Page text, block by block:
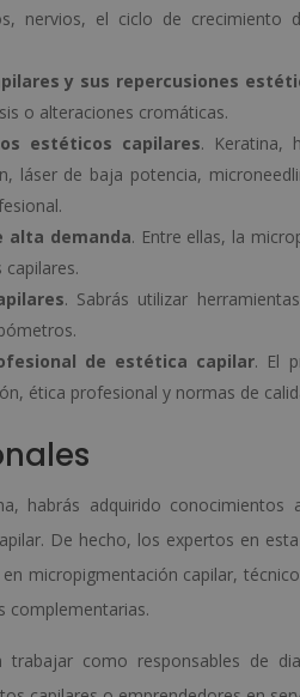
nervios, el ciclo de
y sus repercusiones
o alteraciones cromáticas.
estéticos capilares. Keratina,
láser de baja potencia,
alta demanda. Entre ellas, la
. Sabrás utilizar
de estética capilar. El
ética profesional y normas de
habrás adquirido
De hecho, los expertos en
micropigmentación capilar,
complementarias.
trabajar como responsables de